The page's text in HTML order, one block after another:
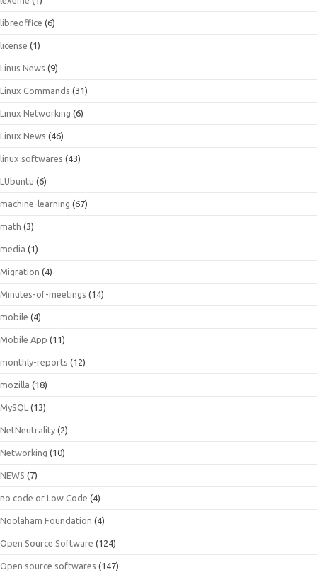
libreoffice (6)
license (1)
Linus News (9)
Linux Commands (31)
Linux Networking (6)
Linux News (46)
linux softwares (43)
LUbuntu (6)
machine-learning (67)
math (3)
media (1)
Migration (4)
Minutes-of-meetings (14)
mobile (4)
Mobile App (11)
monthly-reports (12)
mozilla (18)
MySQL (13)
NetNeutrality (2)
Networking (10)
NEWS (7)
no code or Low Code (4)
Noolaham Foundation (4)
Open Source Software (124)
Open source softwares (147)